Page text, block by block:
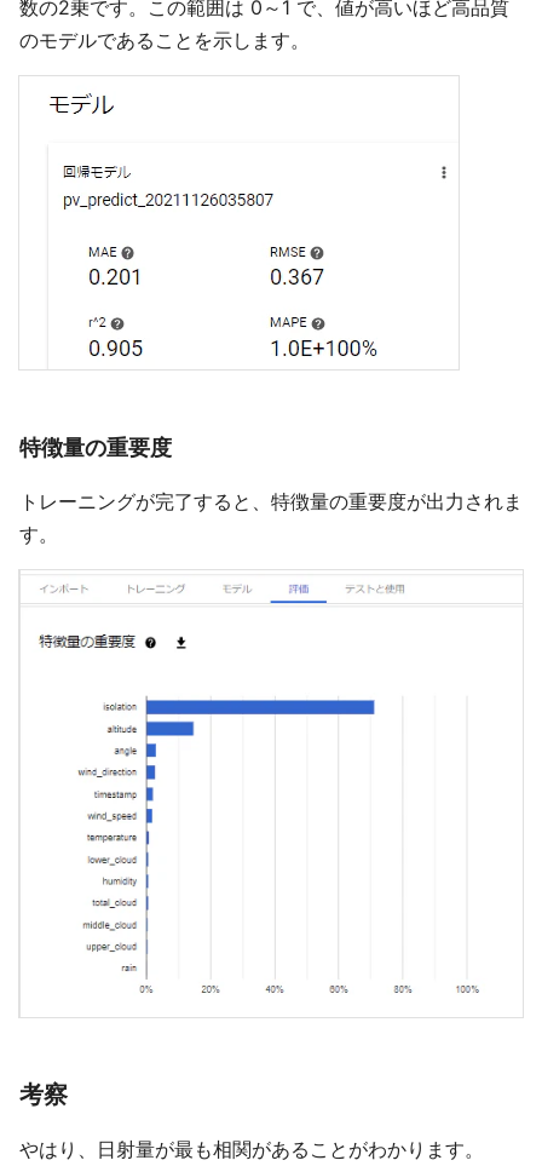
数の2乗です。この範囲は 0～1 で、値が高いほど高品質
のモデルであることを示します。
特徴量の重要度
トレーニングが完了すると、特徴量の重要度が出力されま
す。
考察
やはり、日射量が最も相関があることがわかります。